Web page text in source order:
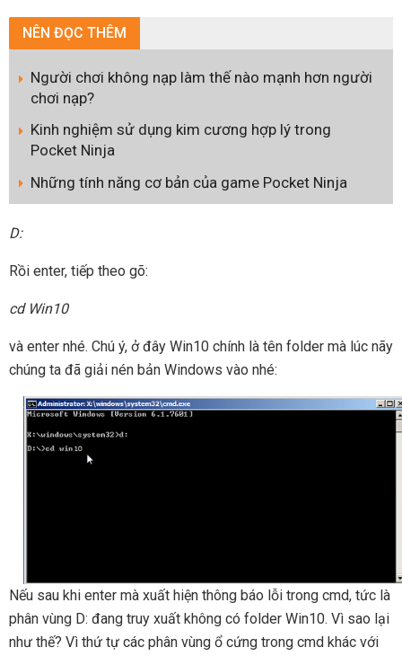
NÊN ĐỌC THÊM
Người chơi không nạp làm thế nào mạnh hơn người
chơi nạp?
Kinh nghiệm sử dụng kim cương hợp lý trong
Pocket Ninja
Những tính năng cơ bản của game Pocket Ninja
D:
Rồi enter, tiếp theo gõ:
cd Win10
và enter nhé. Chú ý, ở đây Win10 chính là tên folder mà lúc nãy
chúng ta đã giải nén bản Windows vào nhé:
Nếu sau khi enter mà xuất hiện thông báo lỗi trong cmd, tức là
phân vùng D: đang truy xuất không có folder Win10. Vì sao lại
như thế? Vì thứ tự các phân vùng ổ cứng trong cmd khác với